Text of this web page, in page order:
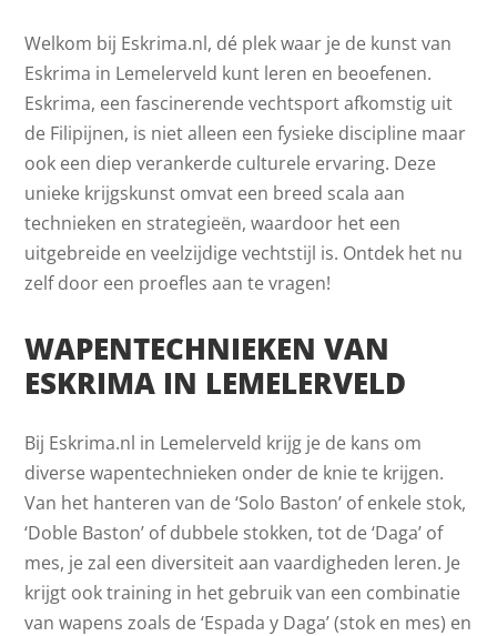
Welkom bij Eskrima.nl, dé plek waar je de kunst van
Eskrima in Lemelerveld kunt leren en beoefenen.
Eskrima, een fascinerende vechtsport afkomstig uit
de Filipijnen, is niet alleen een fysieke discipline maar
ook een diep verankerde culturele ervaring. Deze
unieke krijgskunst omvat een breed scala aan
technieken en strategieën, waardoor het een
uitgebreide en veelzijdige vechtstijl is. Ontdek het nu
zelf door een proefles aan te vragen!
WAPENTECHNIEKEN VAN
ESKRIMA IN LEMELERVELD
Bij Eskrima.nl in Lemelerveld krijg je de kans om
diverse wapentechnieken onder de knie te krijgen.
Van het hanteren van de ‘Solo Baston’ of enkele stok,
‘Doble Baston’ of dubbele stokken, tot de ‘Daga’ of
mes, je zal een diversiteit aan vaardigheden leren. Je
krijgt ook training in het gebruik van een combinatie
van wapens zoals de ‘Espada y Daga’ (stok en mes) en